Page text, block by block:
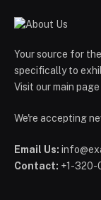
Your source for
specifically to
Visit our main
We're accepting
Email Us:
Contact: +1-320-